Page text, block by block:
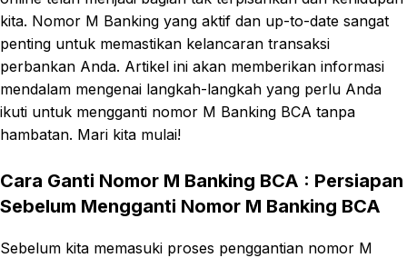
kita. Nomor M Banking yang aktif dan up-to-date sangat
penting untuk memastikan kelancaran transaksi
perbankan Anda. Artikel ini akan memberikan informasi
mendalam mengenai langkah-langkah yang perlu Anda
ikuti untuk mengganti nomor M Banking BCA tanpa
hambatan. Mari kita mulai!
Cara Ganti Nomor M Banking BCA : Persiapan
Sebelum Mengganti Nomor M Banking BCA
Sebelum kita memasuki proses penggantian nomor M